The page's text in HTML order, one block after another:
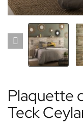
Plaquette
Teck